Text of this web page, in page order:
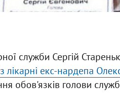
служби Сергій
лікарні екс-нардепа
обов'язків голови